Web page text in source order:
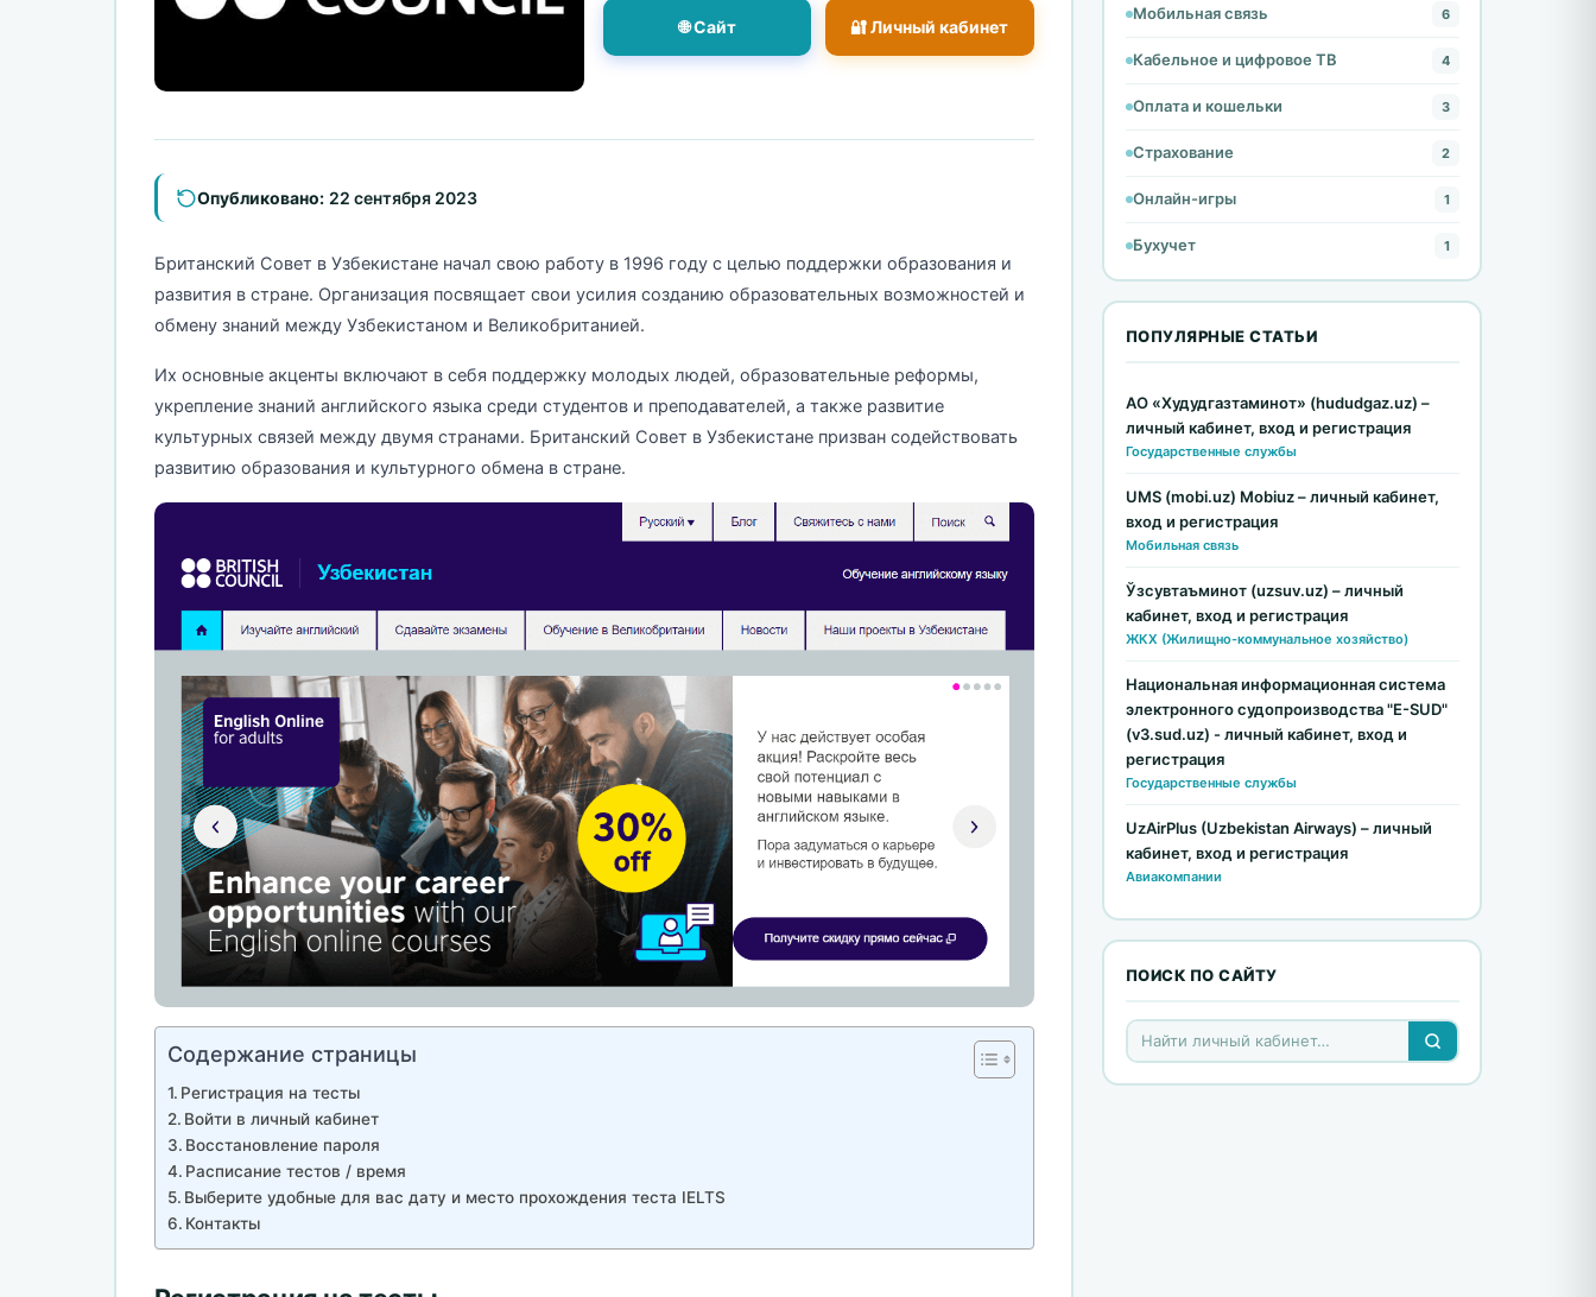
🌐 Сайт 🔐 Личный кабинет
Опубликовано: 22 сентября 2023
Британский Совет в Узбекистане начал свою работу в 1996 году с целью поддержки образования и
развития в стране. Организация посвящает свои усилия созданию образовательных возможностей и
обмену знаний между Узбекистаном и Великобританией.
Их основные акценты включают в себя поддержку молодых людей, образовательные реформы,
укрепление знаний английского языка среди студентов и преподавателей, а также развитие
культурных связей между двумя странами. Британский Совет в Узбекистане призван содействовать
развитию образования и культурного обмена в стране.
Содержание страницы
Регистрация на тесты
Войти в личный кабинет
Восстановление пароля
Расписание тестов / время
Выберите удобные для вас дату и место прохождения теста IELTS
Контакты
Мобильная связь 6
Кабельное и цифровое ТВ 4
Оплата и кошельки 3
Страхование 2
Онлайн-игры 1
Бухучет 1
ПОПУЛЯРНЫЕ СТАТЬИ
АО «Худудгазтаминот» (hududgaz.uz) –
личный кабинет, вход и регистрация
Государственные службы
UMS (mobi.uz) Mobiuz – личный кабинет,
вход и регистрация
Мобильная связь
Ўзсувтаъминот (uzsuv.uz) – личный
кабинет, вход и регистрация
ЖКХ (Жилищно-коммунальное хозяйство)
Национальная информационная система
электронного судопроизводства "E-SUD"
(v3.sud.uz) - личный кабинет, вход и
регистрация
Государственные службы
UzAirPlus (Uzbekistan Airways) – личный
кабинет, вход и регистрация
Авиакомпании
ПОИСК ПО САЙТУ